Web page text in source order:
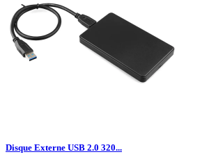
Disque Externe USB 2.0 320...